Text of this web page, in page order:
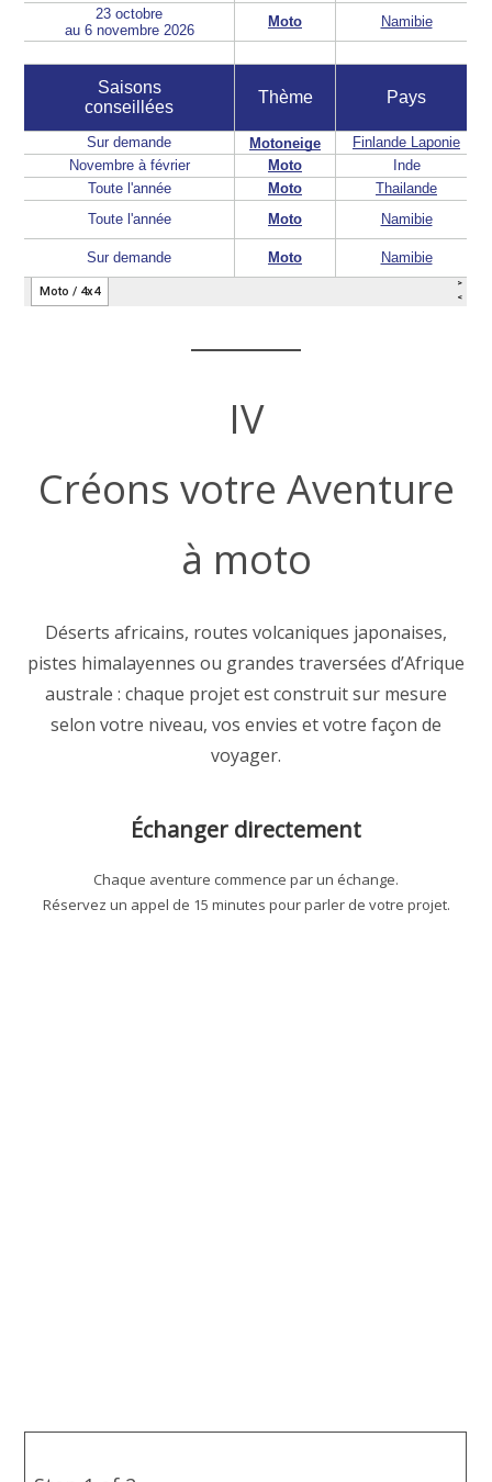
IV
Créons votre Aventure
à moto
Déserts africains, routes volcaniques japonaises,
pistes himalayennes ou grandes traversées d’Afrique
australe : chaque projet est construit sur mesure
selon votre niveau, vos envies et votre façon de
voyager.
Échanger directement
Chaque aventure commence par un échange.
Réservez un appel de 15 minutes pour parler de votre projet.